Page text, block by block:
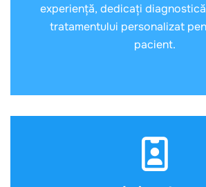
experiență, dedicați
tratamentului personalizat
pacient.